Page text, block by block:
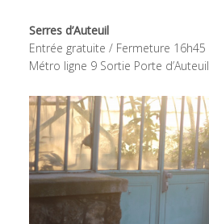
Serres d’Auteuil
Entrée gratuite / Fermeture 16h45
Métro ligne 9 Sortie Porte d’Auteuil